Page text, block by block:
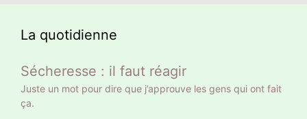
La quotidienne
Sécheresse : il faut réagir
Juste un mot pour dire que j’approuve les gens qui ont fait
ça.